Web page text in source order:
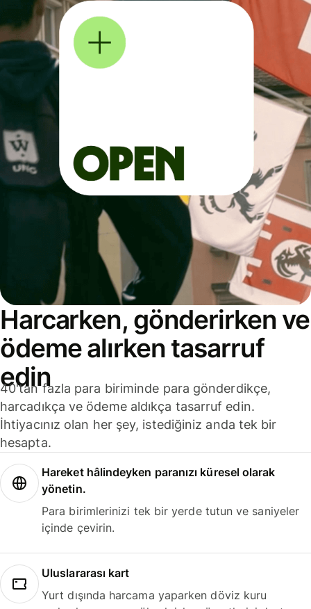
Harcarken, gönderirken ve
ödeme alırken tasarruf
edin
40'tan fazla para biriminde para gönderdikçe,
harcadıkça ve ödeme aldıkça tasarruf edin.
İhtiyacınız olan her şey, istediğiniz anda tek bir
hesapta.
Hareket hâlindeyken paranızı küresel olarak
yönetin.
Para birimlerinizi tek bir yerde tutun ve saniyeler
içinde çevirin.
Uluslararası kart
Yurt dışında harcama yaparken döviz kuru